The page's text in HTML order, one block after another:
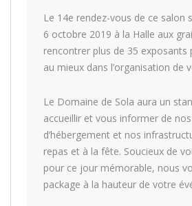
Le 14e rendez-vous de ce salon
6 octobre 2019 à la Halle aux
rencontrer plus de 35 exposants
au mieux dans l’organisation de
Le Domaine de Sola aura un
accueillir et vous informer de
d’hébergement et nos
repas et à la fête. Soucieux de
pour ce jour mémorable, nous
package à la hauteur de votre